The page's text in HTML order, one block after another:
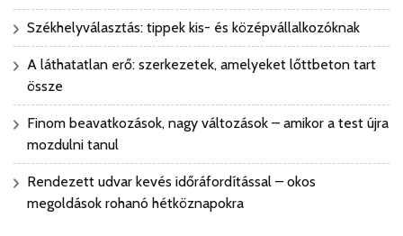
Székhelyválasztás: tippek kis- és középvállalkozóknak
A láthatatlan erő: szerkezetek, amelyeket lőttbeton tart
össze
Finom beavatkozások, nagy változások – amikor a test újra
mozdulni tanul
Rendezett udvar kevés időráfordítással – okos
megoldások rohanó hétköznapokra